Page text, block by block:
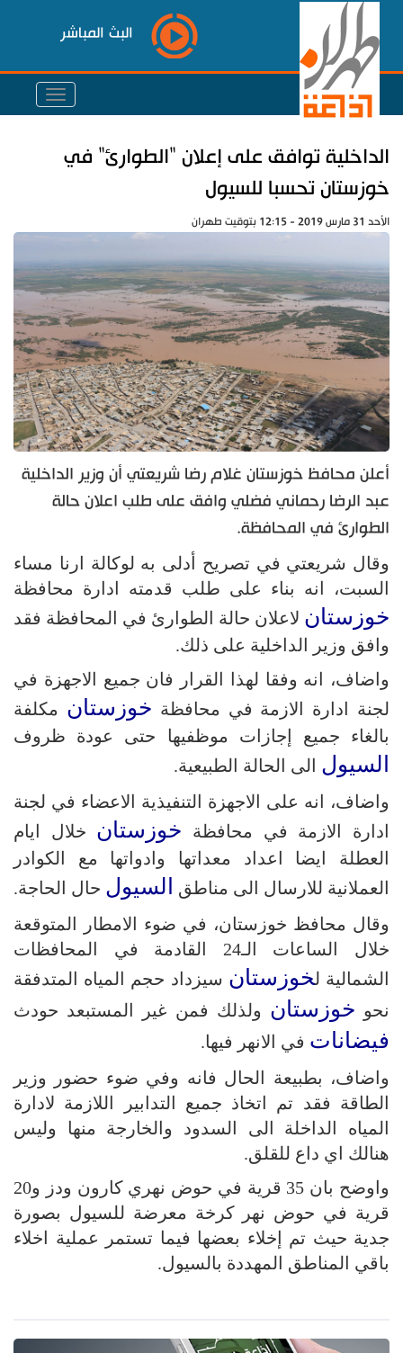
البث المباشر
الداخلية توافق على إعلان "الطوارئ" في
خوزستان تحسبا للسيول
الأحد 31 مارس 2019 - 12:15 بتوقيت طهران
أعلن محافظ خوزستان غلام رضا شريعتي أن وزير الداخلية
عبد الرضا رحماني فضلي وافق على طلب اعلان حالة
الطوارئ في المحافظة.
وقال شريعتي في تصريح أدلى به لوكالة ارنا مساء
السبت، انه بناء على طلب قدمته ادارة محافظة
خوزستان لاعلان حالة الطوارئ في المحافظة فقد
وافق وزير الداخلية على ذلك.
واضاف، انه وفقا لهذا القرار فان جميع الاجهزة في
لجنة ادارة الازمة في محافظة خوزستان مكلفة
بالغاء جميع إجازات موظفيها حتى عودة ظروف
السيول الى الحالة الطبيعية.
واضاف، انه على الاجهزة التنفيذية الاعضاء في لجنة
ادارة الازمة في محافظة خوزستان خلال ايام
العطلة ايضا اعداد معداتها وادواتها مع الكوادر
العملانية للارسال الى مناطق
السيول حال الحاجة.
وقال محافظ خوزستان، في ضوء الامطار المتوقعة
خلال الساعات الـ24 القادمة في المحافظات
الشمالية لخوزستان سيزداد حجم المياه المتدفقة
نحو خوزستان ولذلك فمن غير المستبعد حودث
فيضانات في الانهر فيها.
واضاف، بطبيعة الحال فانه وفي ضوء حضور وزير
الطاقة فقد تم اتخاذ جميع التدابير اللازمة لادارة
المياه الداخلة الى السدود والخارجة منها وليس
هنالك اي داع للقلق.
واوضح بان 35 قرية في حوض نهري كارون ودز و20
قرية في حوض نهر كرخة معرضة للسيول بصورة
جدية حيث تم إخلاء بعضها فيما تستمر عملية اخلاء
باقي المناطق المهددة بالسيول.